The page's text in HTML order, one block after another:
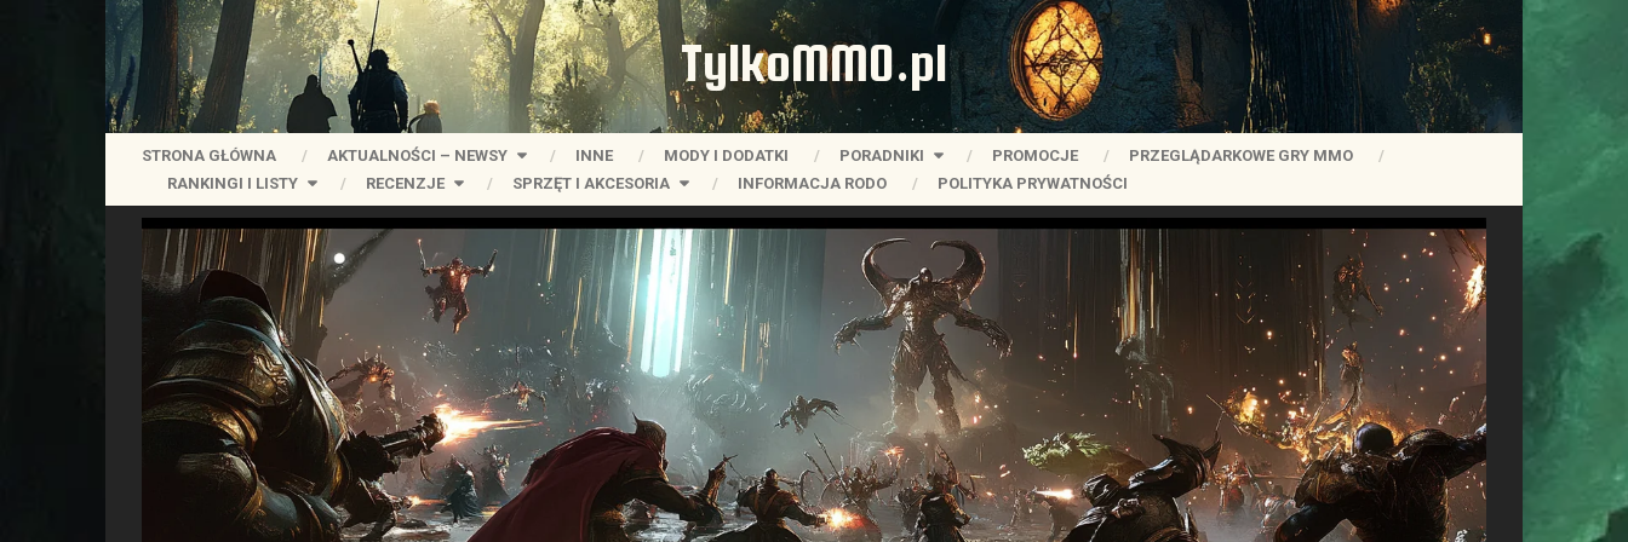
TylkoMMO.pl
STRONA GŁÓWNA AKTUALNOŚCI – NEWSY INNE MODY I DODATKI PORADNIKI PROMOCJE
PRZEGLĄDARKOWE GRY MMO
RANKINGI I LISTY
RECENZJE SPRZĘT I AKCESORIA INFORMACJA RODO POLITYKA PRYWATNOŚCI